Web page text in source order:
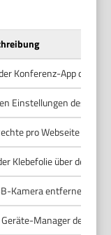
Konferenz-App
Einstellungen des
pro Webseite
Klebefolie über der
Kamera entfernen.
Manager